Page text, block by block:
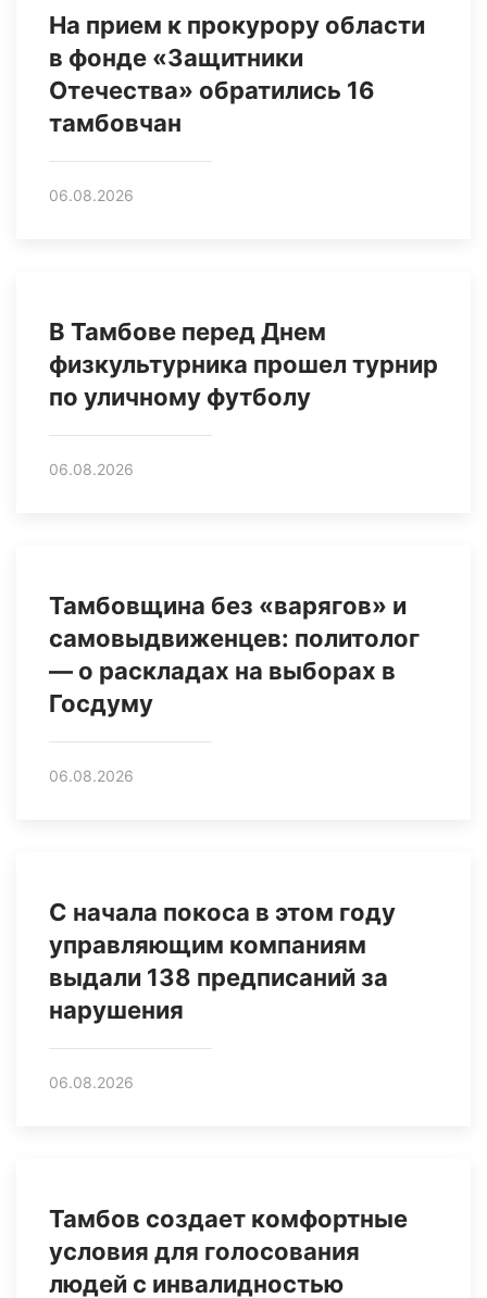
На прием к прокурору области
в фонде «Защитники
Отечества» обратились 16
тамбовчан
06.08.2026
В Тамбове перед Днем
физкультурника прошел турнир
по уличному футболу
06.08.2026
Тамбовщина без «варягов» и
самовыдвиженцев: политолог
— о раскладах на выборах в
Госдуму
06.08.2026
С начала покоса в этом году
управляющим компаниям
выдали 138 предписаний за
нарушения
06.08.2026
Тамбов создает комфортные
условия для голосования
людей с инвалидностью